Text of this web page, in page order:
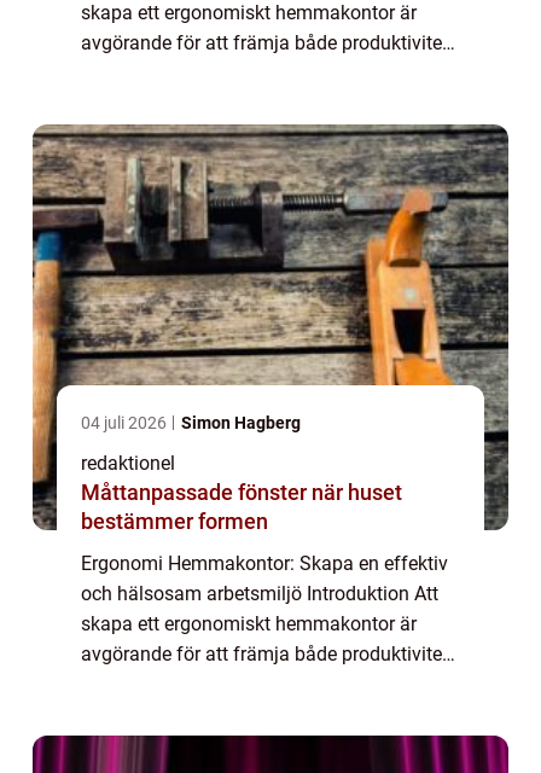
skapa ett ergonomiskt hemmakontor är
avgörande för att främja både produktivitet
04 juli 2026 Simon Hagberg
redaktionel
Måttanpassade fönster när huset
bestämmer formen
Ergonomi Hemmakontor: Skapa en effektiv
och hälsosam arbetsmiljö Introduktion Att
skapa ett ergonomiskt hemmakontor är
avgörande för att främja både produktivitet